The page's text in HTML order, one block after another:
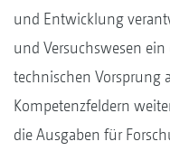
und Entwicklung
und Versuchswesen
technischen Vorsprung
Kompetenzfeldern
die Ausgaben für